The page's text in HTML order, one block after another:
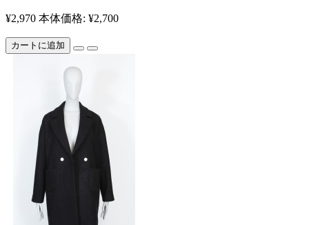
¥2,970 本体価格: ¥2,700
カートに追加